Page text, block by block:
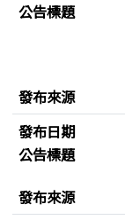
公告標題
發布來源
發布日期
公告標題
發布來源